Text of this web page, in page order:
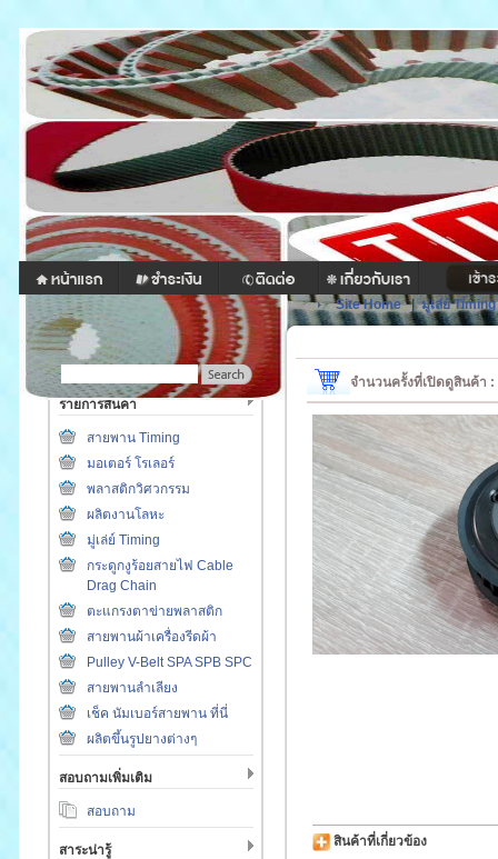
รายการสินค้า
สายพาน Timing
มอเตอร์ โรเลอร์
พลาสติกวิศวกรรม
ผลิตงานโลหะ
มู่เล่ย์ Timing
กระดูกงูร้อยสายไฟ Cable
Drag Chain
ตะแกรงตาข่ายพลาสติก
สายพานผ้าเครื่องรีดผ้า
Pulley V-Belt SPA SPB SPC
สายพานลำเลียง
เช็ค นัมเบอร์สายพาน ที่นี่
ผลิตขึ้นรูปยางต่างๆ
สอบถามเพิ่มเติม
สอบถาม
สาระน่ารู้
Site Home|มู่เล่ย์ Timing
จำนวนครั้งที่เปิดดูสินค้า
สินค้าที่เกี่ยวข้อง